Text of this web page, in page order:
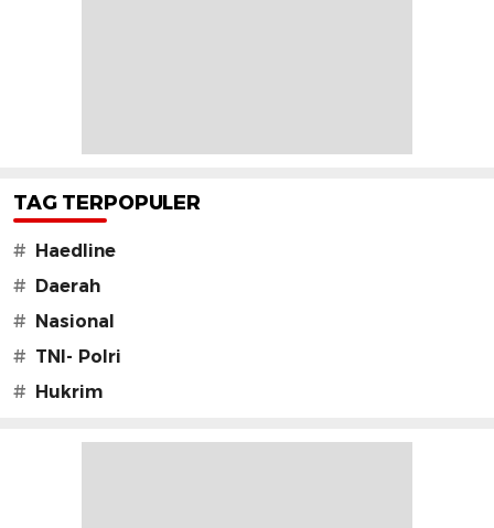
TAG TERPOPULER
#
Haedline
#
Daerah
#
Nasional
# TNI- Polri
#
Hukrim